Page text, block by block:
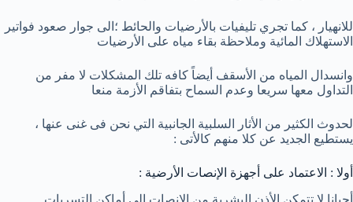
للانهيار ، كما تجري تليفيات بالأرضيات والحائط ؛الى جوار صعود فواتير
الاستهلاك المائية وملاحظة بقاء مياه على الأرضيات
وانسدال المياه من الأسقف أيضاً كافه تلك المشكلات لا مفر من
التداول معها سريعا وعدم السماح بتفاقم الأزمة منعا
لحدوث الكثير من الأثار السلبية الجانبية التي نحن فى غنى عنها ،
يستطيع الجديد عن كلا منهم كالأتى :
أولا : الاعتماد على أجهزة الإنصات الأرضية :
أحيانا لا تتمكن الأذن البشرية من الإنصات الى أماكن التسربات